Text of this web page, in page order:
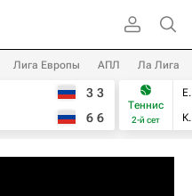
Лига Европы АПЛ Ла Лига
3 3
6 6
Теннис
2-й сет